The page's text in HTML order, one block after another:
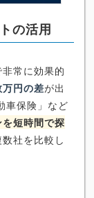
の活用
常に効果的
円の差が出
車保険」など
短時間で探
社を比較し